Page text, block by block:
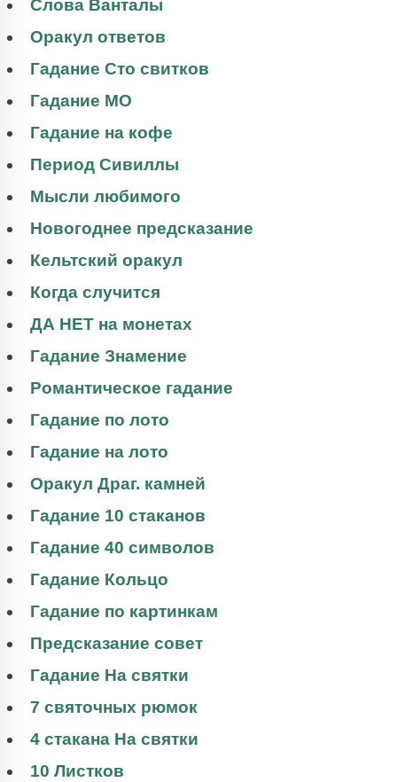
Слова Ванталы
Оракул ответов
Гадание Сто свитков
Гадание МО
Гадание на кофе
Период Сивиллы
Мысли любимого
Новогоднее предсказание
Кельтский оракул
Когда случится
ДА НЕТ на монетах
Гадание Знамение
Романтическое гадание
Гадание по лото
Гадание на лото
Оракул Драг. камней
Гадание 10 стаканов
Гадание 40 символов
Гадание Кольцо
Гадание по картинкам
Предсказание совет
Гадание На святки
7 святочных рюмок
4 стакана На святки
10 Листков